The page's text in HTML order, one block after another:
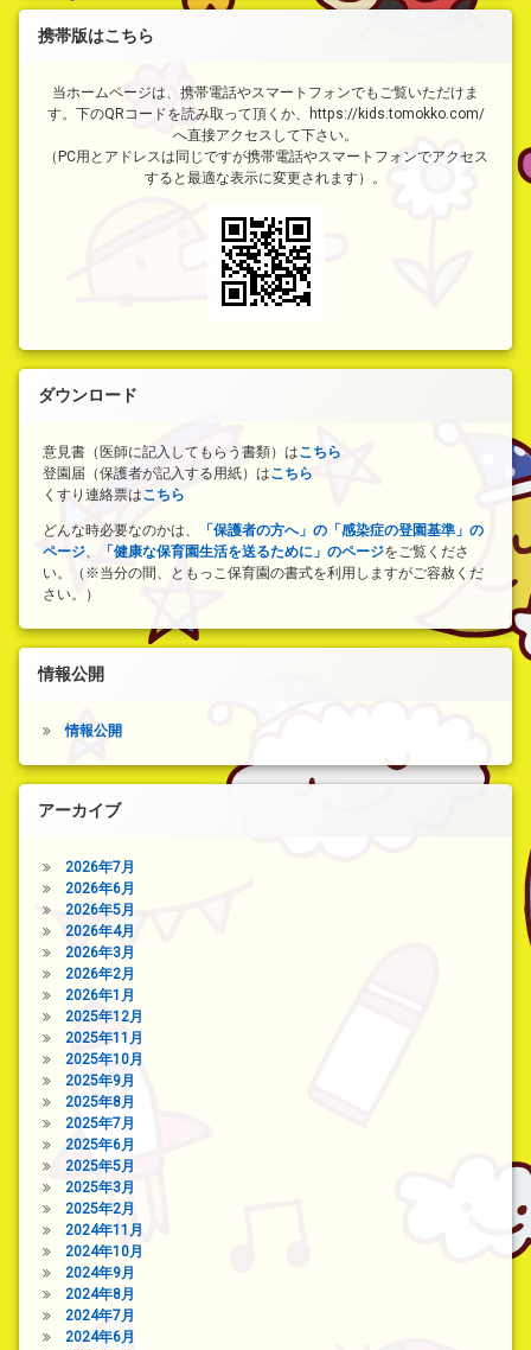
携帯版はこちら
当ホームページは、携帯電話やスマートフォンでもご覧いただけま
す。下のQRコードを読み取って頂くか、https://kids.tomokko.com/
へ直接アクセスして下さい。
（PC用とアドレスは同じですが携帯電話やスマートフォンでアクセス
すると最適な表示に変更されます）。
ダウンロード
意見書（医師に記入してもらう書類）はこちら
登園届（保護者が記入する用紙）はこちら
くすり連絡票はこちら
どんな時必要なのかは、
「保護者の方へ」の「感染症の登園基準」の
ページ
「健康な保育園生活を送るために」のページをご覧くださ
い。（※当分の間、ともっこ保育園の書式を利用しますがご容赦くだ
さい。）
情報公開
情報公開
アーカイブ
2026年7月
2026年6月
2026年5月
2026年4月
2026年3月
2026年2月
2026年1月
2025年12月
2025年11月
2025年10月
2025年9月
2025年8月
2025年7月
2025年6月
2025年5月
2025年3月
2025年2月
2024年11月
2024年10月
2024年9月
2024年8月
2024年7月
2024年6月